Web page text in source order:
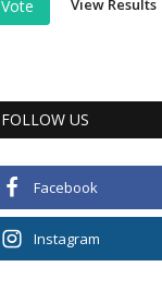
Vote View Results
FOLLOW US
Facebook
Instagram